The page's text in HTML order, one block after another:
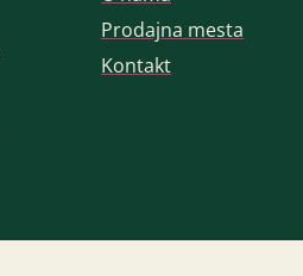
Prodajna mesta
Kontakt